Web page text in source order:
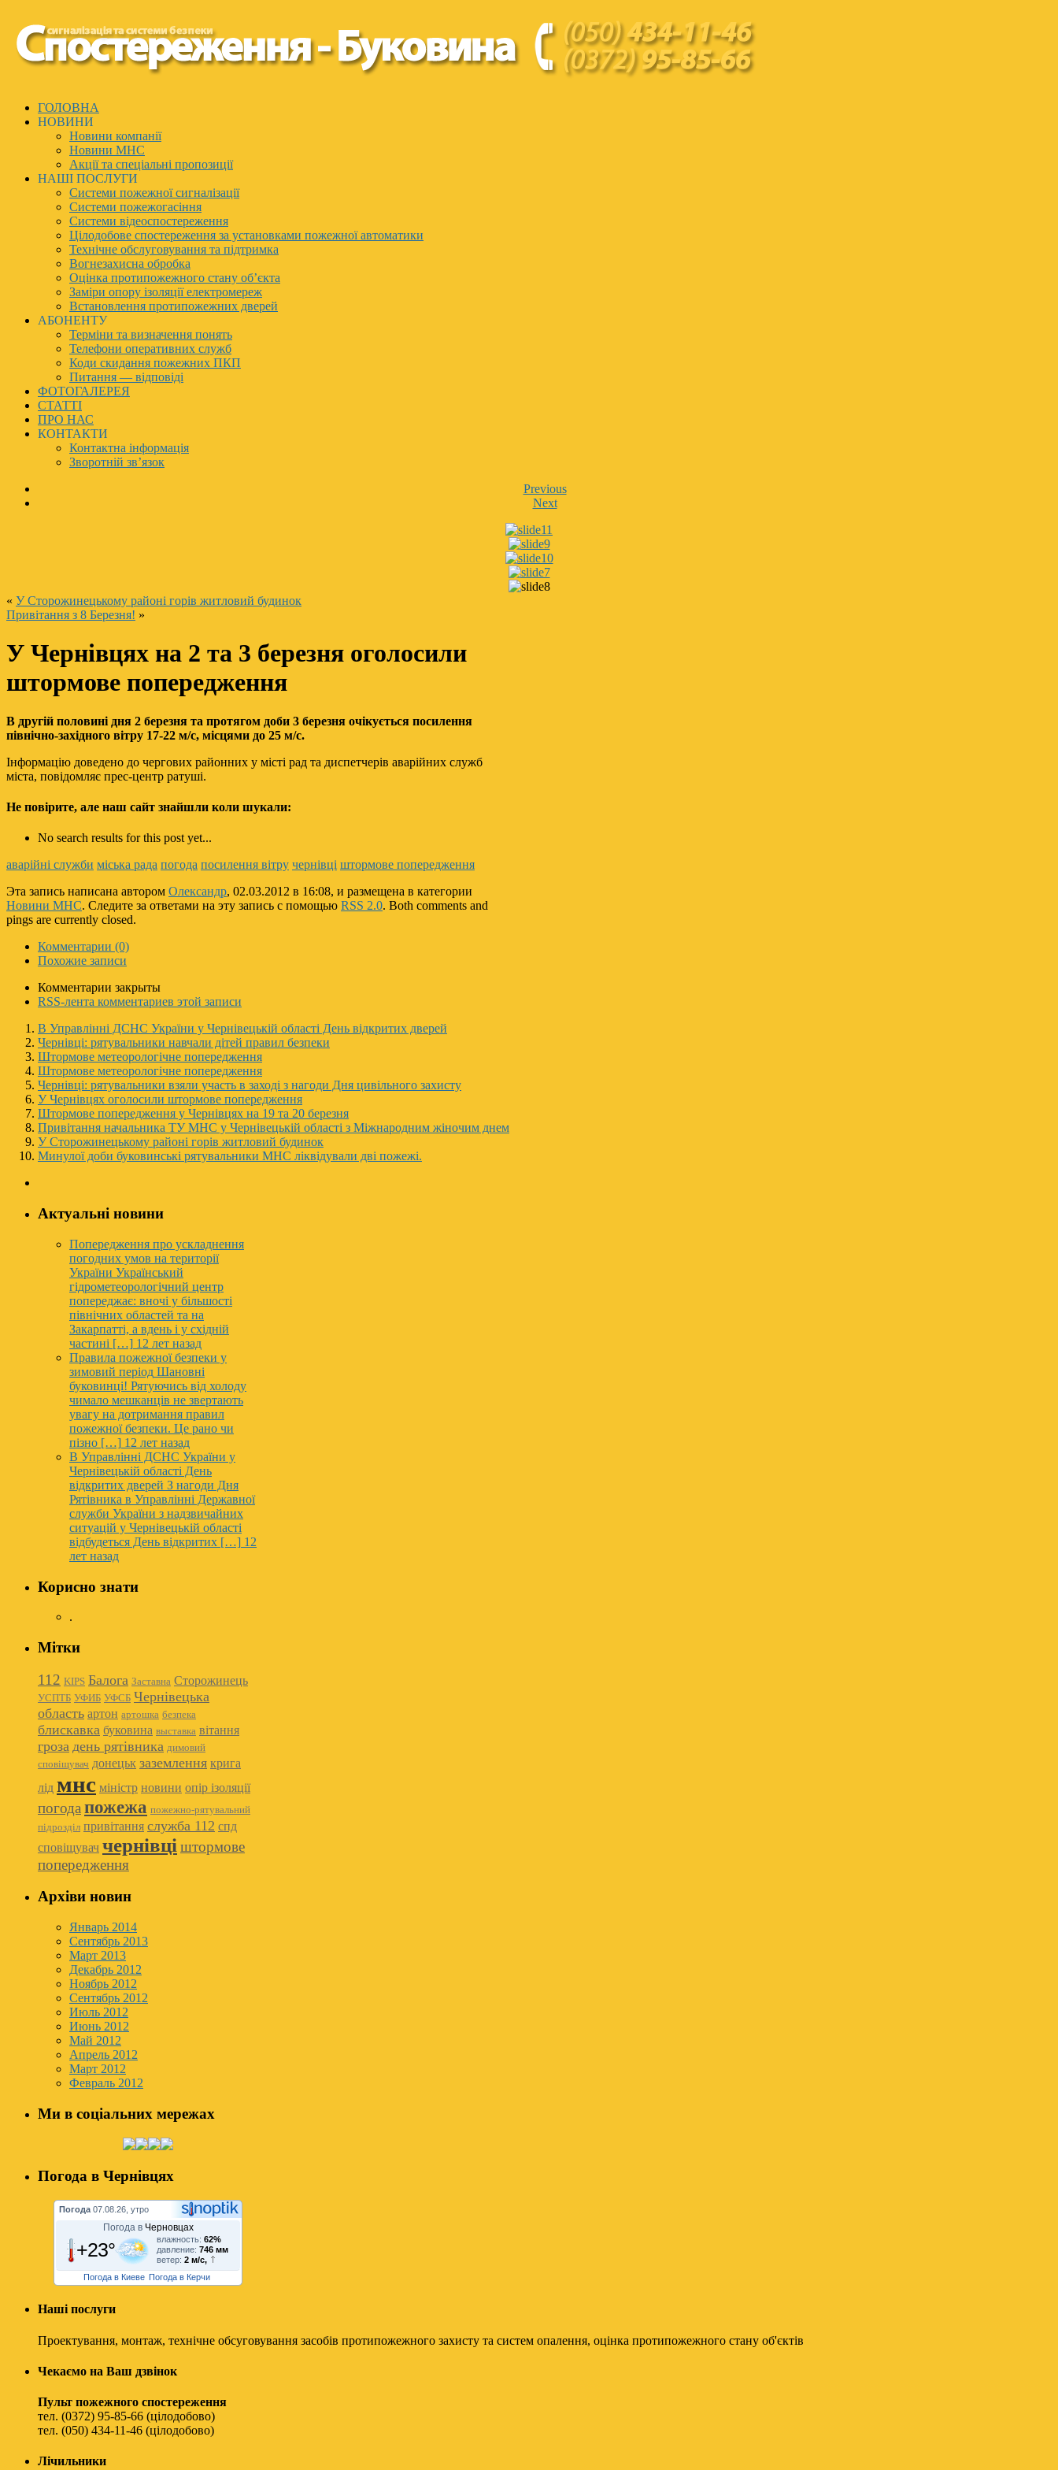
ГОЛОВНА
НОВИНИ
Новини компанії
Новини МНС
Акції та спеціальні пропозиції
НАШІ ПОСЛУГИ
Системи пожежної сигналізації
Системи пожежогасіння
Системи відеоспостереження
Цілодобове спостереження за установками пожежної автоматики
Технічне обслуговування та підтримка
Вогнезахисна обробка
Оцінка протипожежного стану об’єкта
Заміри опору ізоляції електромереж
Встановлення протипожежних дверей
АБОНЕНТУ
Терміни та визначення понять
Телефони оперативних служб
Коди скидання пожежних ПКП
Питання — відповіді
ФОТОГАЛЕРЕЯ
СТАТТІ
ПРО НАС
КОНТАКТИ
Контактна інформація
Зворотній зв’язок
Previous
Next
« У Сторожинецькому районі горів житловий будинок
Привітання з 8 Березня! »
У Чернівцях на 2 та 3 березня оголосили
штормове попередження
В другій половині дня 2 березня та протягом доби 3 березня очікується посилення
північно-західного вітру 17-22 м/с, місцями до 25 м/с.
Інформацію доведено до чергових районних у місті рад та диспетчерів аварійних служб
міста, повідомляє прес-центр ратуші.
Не повірите, але наш сайт знайшли коли шукали:
No search results for this post yet...
аварійні служби міська рада погода посилення вітру чернівці штормове попередження
Эта запись написана автором Олександр, 02.03.2012 в 16:08, и размещена в категории
Новини МНС. Следите за ответами на эту запись с помощью RSS 2.0. Both comments and
pings are currently closed.
Комментарии (0)
Похожие записи
Комментарии закрыты
RSS-лента комментариев этой записи
В Управлінні ДСНС України у Чернівецькій області День відкритих дверей
Чернівці: рятувальники навчали дітей правил безпеки
Штормове метеорологічне попередження
Штормове метеорологічне попередження
Чернівці: рятувальники взяли участь в заході з нагоди Дня цивільного захисту
У Чернівцях оголосили штормове попередження
Штормове попередження у Чернівцях на 19 та 20 березня
Привітання начальника ТУ МНС у Чернівецькій області з Міжнародним жіночим днем
У Сторожинецькому районі горів житловий будинок
Минулої доби буковинські рятувальники МНС ліквідували дві пожежі.
Актуальні новини
Попередження про ускладнення
погодних умов на території
України Український
гідрометеорологічний центр
попереджає: вночі у більшості
північних областей та на
Закарпатті, а вдень і у східній
частині […] 12 лет назад
Правила пожежної безпеки у
зимовий період Шановні
буковинці! Рятуючись від холоду
чимало мешканців не звертають
увагу на дотримання правил
пожежної безпеки. Це рано чи
пізно […] 12 лет назад
В Управлінні ДСНС України у
Чернівецькій області День
відкритих дверей З нагоди Дня
Рятівника в Управлінні Державної
служби України з надзвичайних
ситуацій у Чернівецькій області
відбудеться День відкритих […] 12
лет назад
Корисно знати
.
Мітки
112 KIPS Балога Заставна Сторожинець
УСПТБ УФИБ УФСБ Чернівецька
область артон артошка безпека
блискавка буковина выставка вітання
гроза день рятівника димовий
сповіщувач донецьк заземлення крига
лід мнс міністр новини опір ізоляції
погода пожежа пожежно-рятувальний
підрозділ привітання служба 112 спд
сповіщувач чернівці штормове
попередження
Архіви новин
Январь 2014
Сентябрь 2013
Март 2013
Декабрь 2012
Ноябрь 2012
Сентябрь 2012
Июль 2012
Июнь 2012
Май 2012
Апрель 2012
Март 2012
Февраль 2012
Ми в соціальних мережах
Погода в Чернівцях
Погода 07.08.26, утро
Погода в Черновцах
+23° влажность: 62%
давление: 746 мм
ветер: 2 м/с,
Погода в Киеве Погода в Керчи
Наші послуги
Проектування, монтаж, технічне обсуговування засобів протипожежного захисту та систем опалення, оцінка протипожежного стану об'єктів
Чекаємо на Ваш дзвінок
Пульт пожежного спостереження
тел. (0372) 95-85-66 (цілодобово)
тел. (050) 434-11-46 (цілодобово)
Лічильники